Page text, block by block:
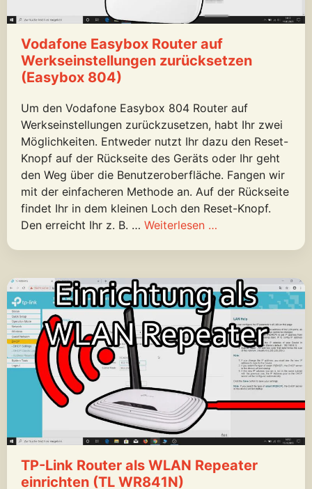
Vodafone Easybox Router auf
Werkseinstellungen zurücksetzen
(Easybox 804)
Um den Vodafone Easybox 804 Router auf
Werkseinstellungen zurückzusetzen, habt Ihr zwei
Möglichkeiten. Entweder nutzt Ihr dazu den Reset-
Knopf auf der Rückseite des Geräts oder Ihr geht
den Weg über die Benutzeroberfläche. Fangen wir
mit der einfacheren Methode an. Auf der Rückseite
findet Ihr in dem kleinen Loch den Reset-Knopf.
Den erreicht Ihr z. B. … Weiterlesen …
TP-Link Router als WLAN Repeater
einrichten (TL WR841N)